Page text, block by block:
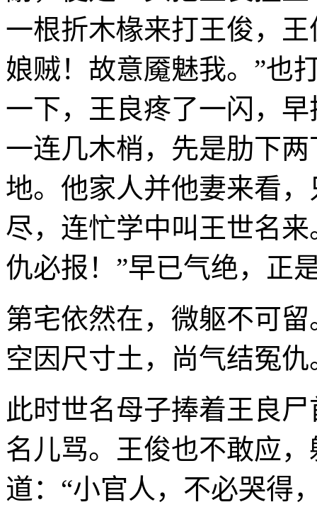
一根折木椽来打王俊，
娘贼！故意魇魅我。”也
一下，王良疼了一闪，
一连几木梢，先是肋下
地。他家人并他妻来看
尽，连忙学中叫王世名
仇必报！”早已气绝，正
第宅依然在，微躯不可留
空因尺寸土，尚气结冤仇
此时世名母子捧着王良
名儿骂。王俊也不敢应
道：“小官人，不必哭得